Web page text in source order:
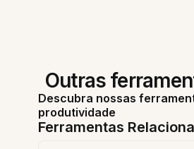
Outras
Descubra nossas
produtividade
Ferramentas